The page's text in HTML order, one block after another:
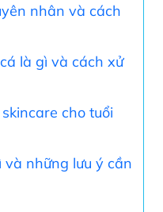
nhân và cách
là gì và cách xử
cho tuổi
những lưu ý cần